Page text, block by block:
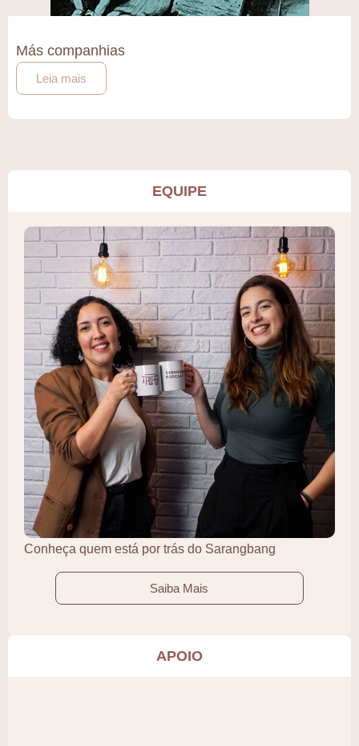
Más companhias
Leia mais
EQUIPE
Conheça quem está por trás do Sarangbang
Saiba Mais
APOIO